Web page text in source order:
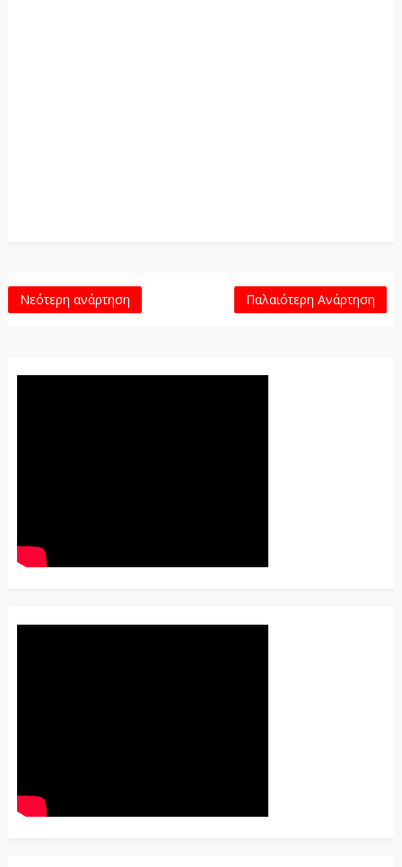
Νεότερη ανάρτηση Παλαιότερη Ανάρτηση